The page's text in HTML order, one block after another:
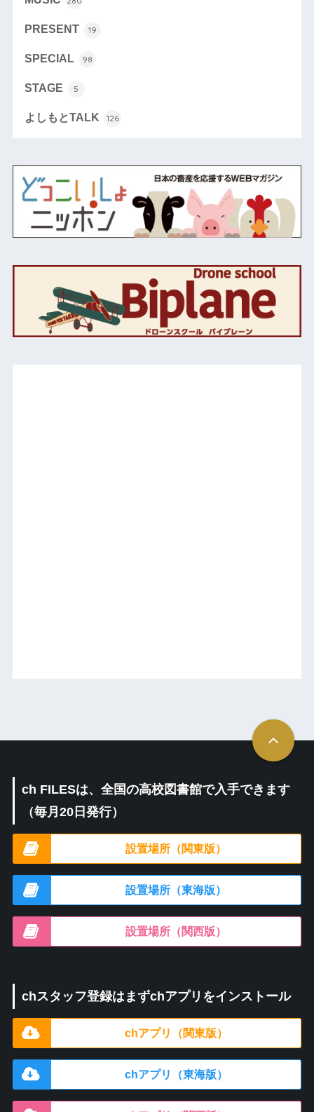
PRESENT 19
SPECIAL 98
STAGE 5
よしもとTALK 126
ch FILESは、全国の高校図書館で入手できます
（毎月20日発行）
設置場所（関東版）
設置場所（東海版）
設置場所（関西版）
chスタッフ登録はまずchアプリをインストール
chアプリ（関東版）
chアプリ（東海版）